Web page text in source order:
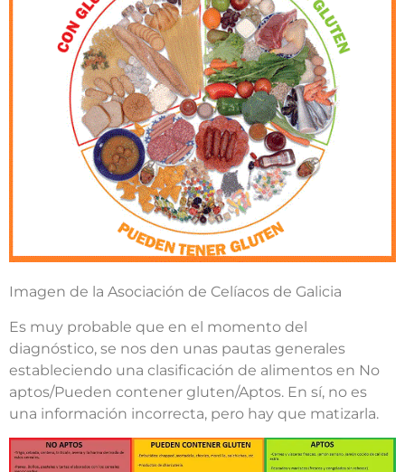
Imagen de la Asociación de Celíacos de Galicia
Es muy probable que en el momento del
diagnóstico, se nos den unas pautas generales
estableciendo una clasificación de alimentos en No
aptos/Pueden contener gluten/Aptos. En sí, no es
una información incorrecta, pero hay que matizarla.